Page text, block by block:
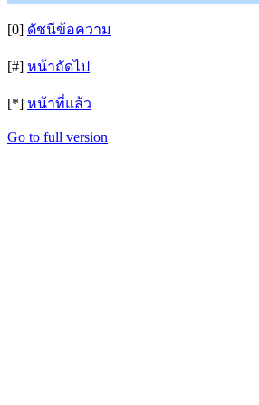
[0] ดัชนีข้อความ
[#] หน้าถัดไป
[*] หน้าที่แล้ว
Go to full version